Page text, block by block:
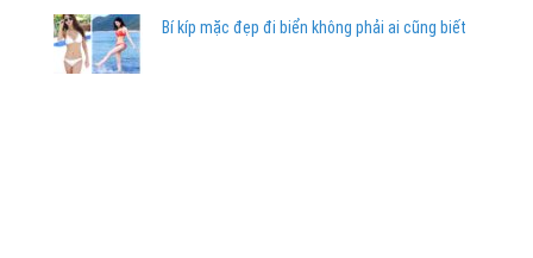
Bí kíp mặc đẹp đi biển không phải ai cũng biết